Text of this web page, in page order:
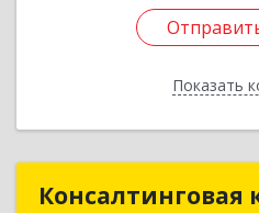
Показать
Консалтинговая